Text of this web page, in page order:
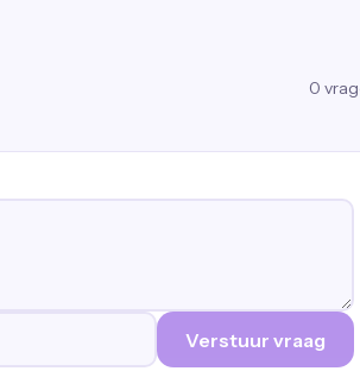
0
Verstuur vraag